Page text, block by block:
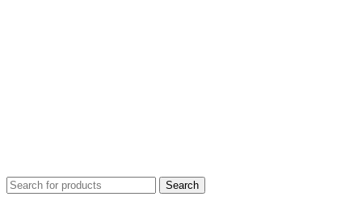
Search